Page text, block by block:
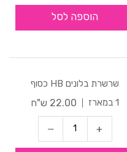
הוספה לסל
שרשרת בלונים HB כסוף
1 במארז
22.00 ש"ח